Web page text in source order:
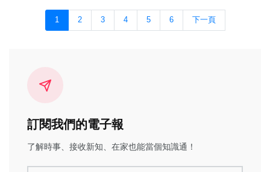
1 2 3 4 5 6 下一頁
訂閱我們的電子報
了解時事、接收新知、在家也能當個知識通！